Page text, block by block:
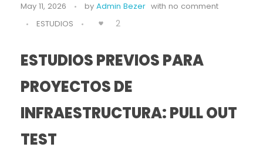
May 11, 2026 by Admin Bezer with no comment
ESTUDIOS
2
ESTUDIOS PREVIOS PARA
PROYECTOS DE
INFRAESTRUCTURA: PULL OUT
TEST